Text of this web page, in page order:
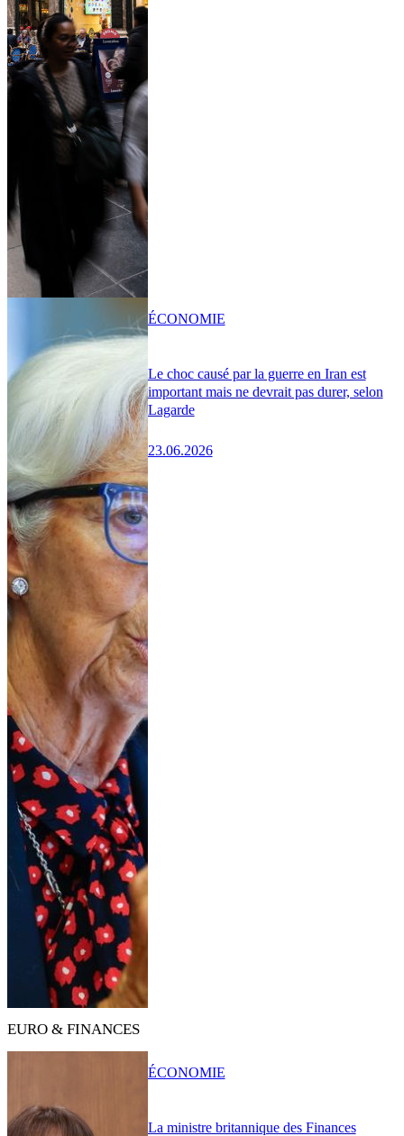
Le choc causé par la guerre en Iran est
important mais ne devrait pas durer, selon
Lagarde
23.06.2026
ÉCONOMIE
EURO & FINANCES
La ministre britannique des Finances
ÉCONOMIE